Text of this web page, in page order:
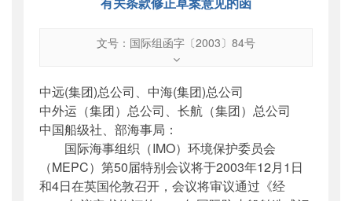
文号：国际组函字〔2003〕84号
国际组函字〔2003〕84号
公开日期：2003年09月23日
主题词： 海事;评估;总公司;油污染;防止;集团
机构分类：国际合作司
主题分类：其他
公文类型：部函
中远(集团)总公司、中海(集团)总公司
中外运（集团）总公司、长航（集团）总公司
中国船级社、部海事局：
国际海事组织（IMO）环境保护委员会
（MEPC）第50届特别会议将于2003年12月1日
和4日在英国伦敦召开，会议将审议通过《经